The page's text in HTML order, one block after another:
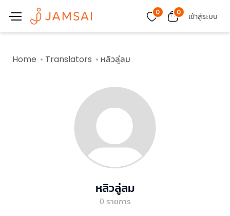
0 0 เข้าสู่ระบบ
Home Translators หลิวลู่ลม
หลิวลู่ลม
0 รายการ